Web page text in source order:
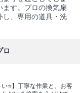
ます。プロの換気扇
し、専用の道具・洗
ロ
い⭐️】丁寧な作業と、お客